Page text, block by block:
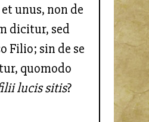
unus, non de
dicitur, sed
Filio; sin de se
quomodo
lucis sitis?